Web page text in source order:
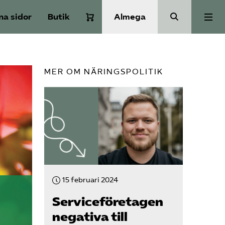
sidor Butik Almega
Branscher
Medlemskap
Auktorisation
MER OM NÄRINGSPOLITIK
15 februari 2024
Service­företagen
negativa till